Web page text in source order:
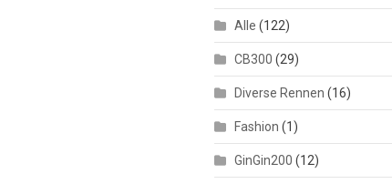
Alle (122)
CB300 (29)
Diverse Rennen (16)
Fashion (1)
GinGin200 (12)